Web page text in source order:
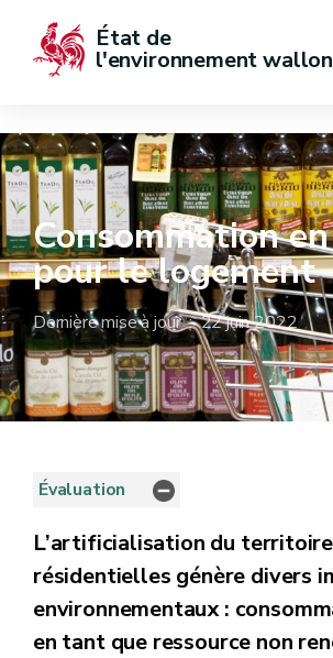
État de
l'environnement wallon
Consommation
pour le logement
Dernière mise à jour : 22 juin 2022
Évaluation
L’artificialisation du territoire
résidentielles génère divers
environnementaux :
en tant que ressource non